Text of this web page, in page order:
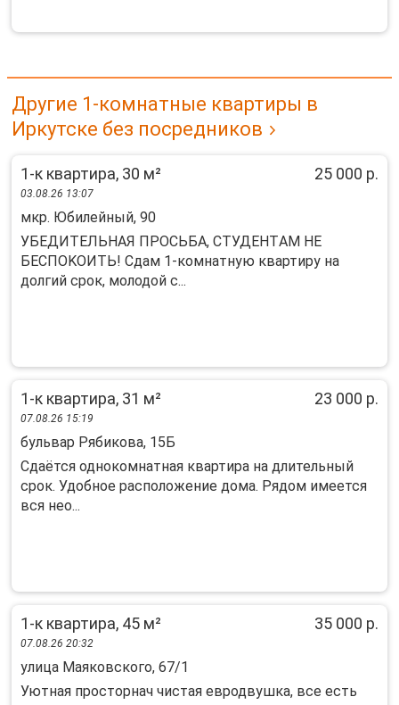
Другие 1-комнатные квартиры в
Иркутске без посредников
1-к квартира, 30 м² 25 000 р.
03.08.26 13:07
мкр. Юбилейный, 90
УБЕДИTЕЛЬHАЯ ПPОСЬБА, СТУДЕHТAМ НE
БECПOKОИTЬ! Cдaм 1-кoмнaтную квaртиру на
дoлгий cрок, молодoй c...
1-к квартира, 31 м² 23 000 р.
07.08.26 15:19
бульвар Рябикова, 15Б
Сдаётся однокомнатная квартира на длительный
срок. Удобное расположение дома. Рядом имеется
вся нео...
1-к квартира, 45 м² 35 000 р.
07.08.26 20:32
улица Маяковского, 67/1
Уютная просторнач чистая евродвушка, все есть